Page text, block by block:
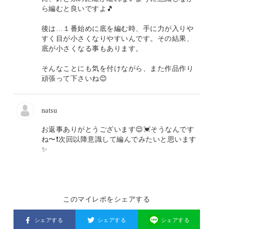
ら編むと良いですよ🎵
後は…１番始めに底を編む時、手に力が入りや
すく目が小さくなりやすいんです。その結果、
底が小さくなる事もあります。
そんなことにも気を付けながら、また作品作り
頑張って下さいね😊
natsu
お返事ありがとうございます😌💓そうなんです
ね〜❗️次回以降意識して編んでみたいと思います
✨
このマイレポをシェアする
シェアする シェアする シェアする